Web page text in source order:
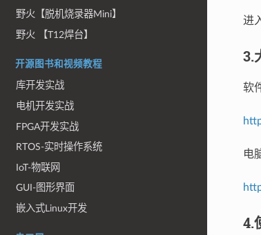
野火【脱机烧录器Mini】
野火 【T12焊台】
开源图书和视频教程
库开发实战
电机开发实战
FPGA开发实战
RTOS-实时操作系统
IoT-物联网
GUI-图形界面
嵌入式Linux开发
进
3.
软
电
4.